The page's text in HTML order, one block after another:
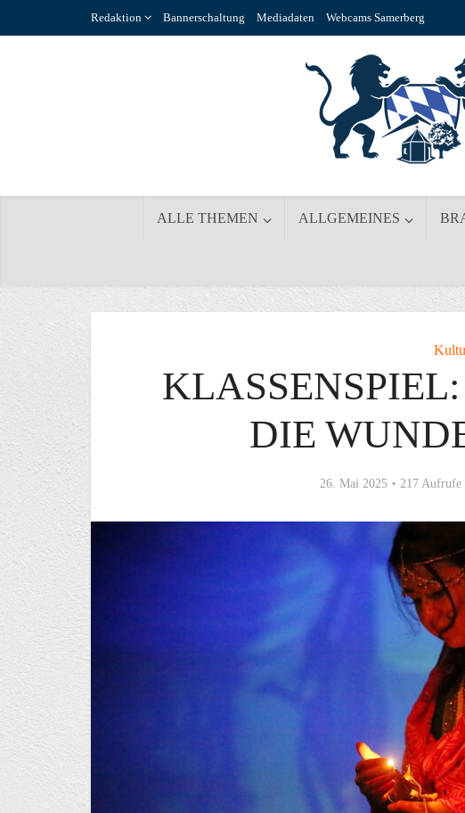
Redaktion Bannerschaltung Mediadaten Webcams Samerberg
ALLE THEMEN ALLGEMEINES
DIE
26. Mai 2025 217 Aufrufe